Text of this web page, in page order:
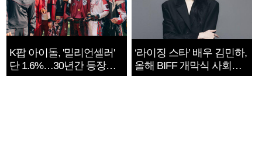
K팝 아이돌, '밀리언셀러'
단 1.6%…30년간 등장
1182개팀 전수조사
‘라이징 스타’ 배우 김민하,
올해 BIFF 개막식 사회자
확정